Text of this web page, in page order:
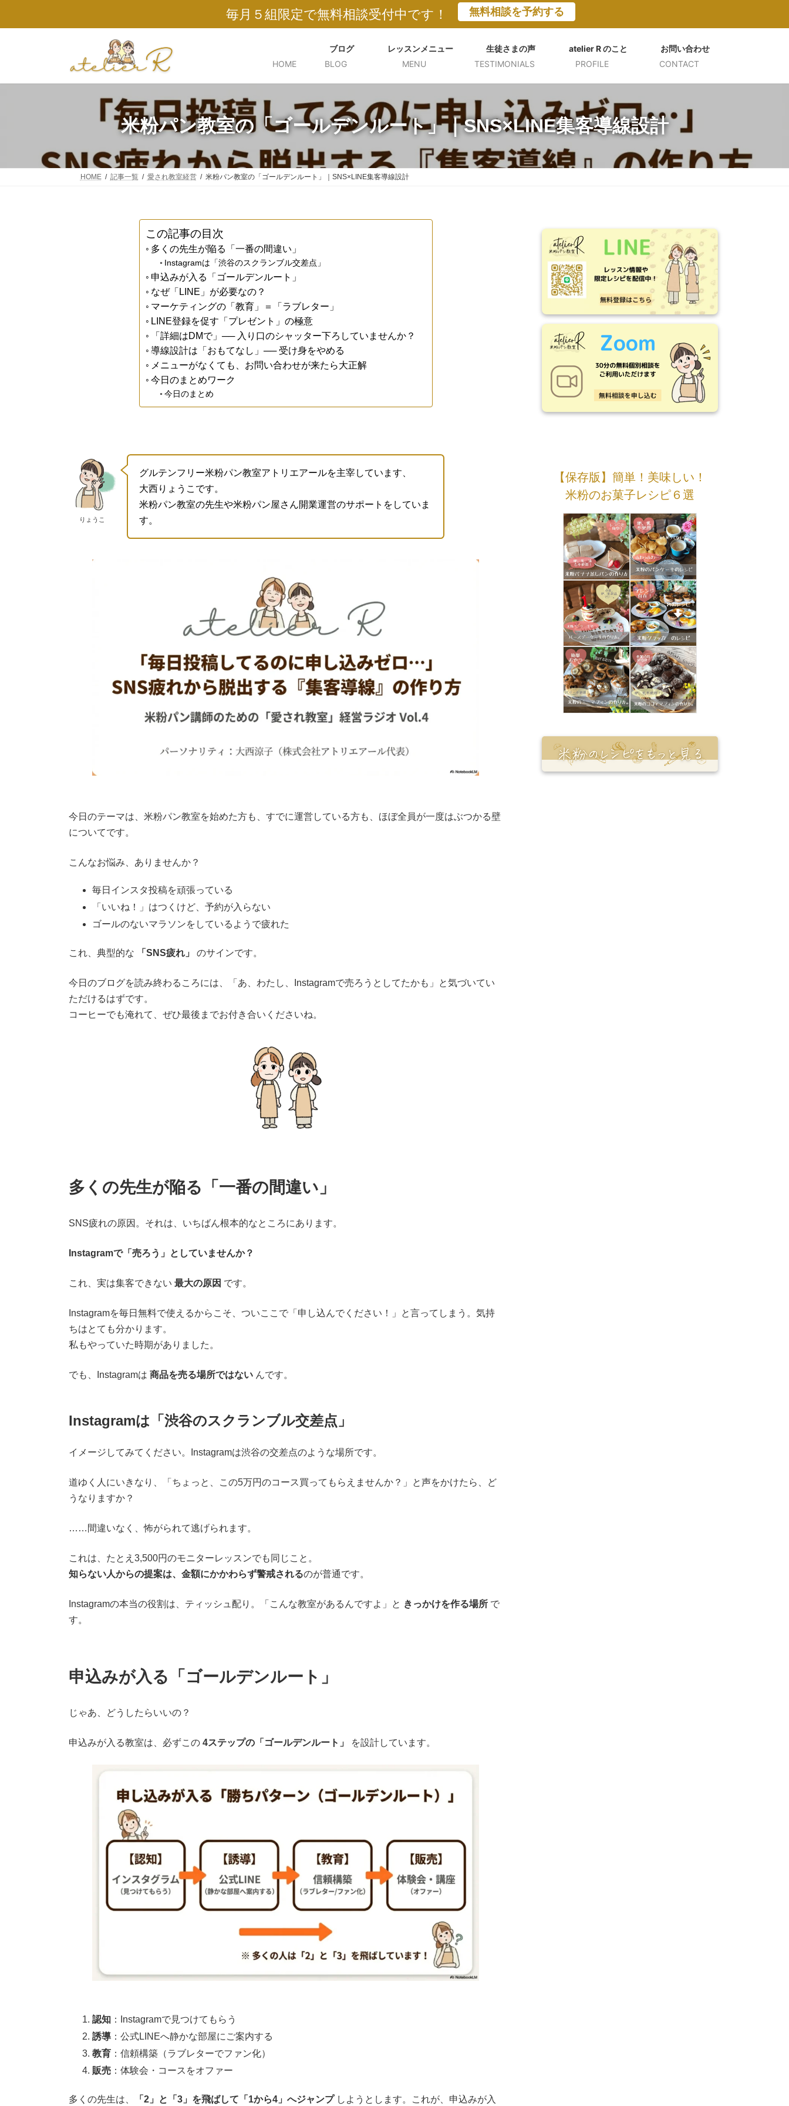
テ
ゲ
毎月５組限定で無料相談受付中です！ 無料相談を予約する
HOME
ブログ
BLOG
レッスンメニュー
MENU
生徒さまの声
TESTIMONIALS
atelier R のこと
PROFILE
お問い合わせ
CONTACT
米粉パン教室の「ゴールデンルート」｜SNS×LINE集客導線設計
HOME 記事一覧 愛され教室経営 米粉パン教室の「ゴールデンルート」｜SNS×LINE集客導線設計
この記事の目次
多くの先生が陥る「一番の間違い」
Instagramは「渋谷のスクランブル交差点」
申込みが入る「ゴールデンルート」
なぜ「LINE」が必要なの？
マーケティングの「教育」＝「ラブレター」
LINE登録を促す「プレゼント」の極意
「詳細はDMで」── 入り口のシャッター下ろしていませんか？
導線設計は「おもてなし」── 受け身をやめる
メニューがなくても、お問い合わせが来たら大正解
今日のまとめワーク
今日のまとめ
りょうこ
グルテンフリー米粉パン教室アトリエアールを主宰しています、
大西りょうこです。
米粉パン教室の先生や米粉パン屋さん開業運営のサポートをしていま
す。
今日のテーマは、米粉パン教室を始めた方も、すでに運営している方も、ほぼ全員が一度はぶつかる壁
についてです。
こんなお悩み、ありませんか？
毎日インスタ投稿を頑張っている
「いいね！」はつくけど、予約が入らない
ゴールのないマラソンをしているようで疲れた
これ、典型的な 「SNS疲れ」 のサインです。
今日のブログを読み終わるころには、「あ、わたし、Instagramで売ろうとしてたかも」と気づいてい
ただけるはずです。
コーヒーでも淹れて、ぜひ最後までお付き合いくださいね。
多くの先生が陥る「一番の間違い」
SNS疲れの原因。それは、いちばん根本的なところにあります。
Instagramで「売ろう」としていませんか？
これ、実は集客できない 最大の原因 です。
Instagramを毎日無料で使えるからこそ、ついここで「申し込んでください！」と言ってしまう。気持
ちはとても分かります。
私もやっていた時期がありました。
でも、Instagramは 商品を売る場所ではない んです。
Instagramは「渋谷のスクランブル交差点」
イメージしてみてください。Instagramは渋谷の交差点のような場所です。
道ゆく人にいきなり、「ちょっと、この5万円のコース買ってもらえませんか？」と声をかけたら、ど
うなりますか？
……間違いなく、怖がられて逃げられます。
これは、たとえ3,500円のモニターレッスンでも同じこと。
知らない人からの提案は、金額にかかわらず警戒されるのが普通です。
Instagramの本当の役割は、ティッシュ配り。「こんな教室があるんですよ」と きっかけを作る場所 で
す。
申込みが入る「ゴールデンルート」
じゃあ、どうしたらいいの？
申込みが入る教室は、必ずこの 4ステップの「ゴールデンルート」 を設計しています。
認知 ：Instagramで見つけてもらう
誘導 ：公式LINEへ静かな部屋にご案内する
教育 ：信頼構築（ラブレターでファン化）
販売 ：体験会・コースをオファー
多くの先生は、 「2」と「3」を飛ばして「1から4」へジャンプしようとします。これが、申込みが入
【保存版】簡単！美味しい！
米粉のお菓子レシピ６選